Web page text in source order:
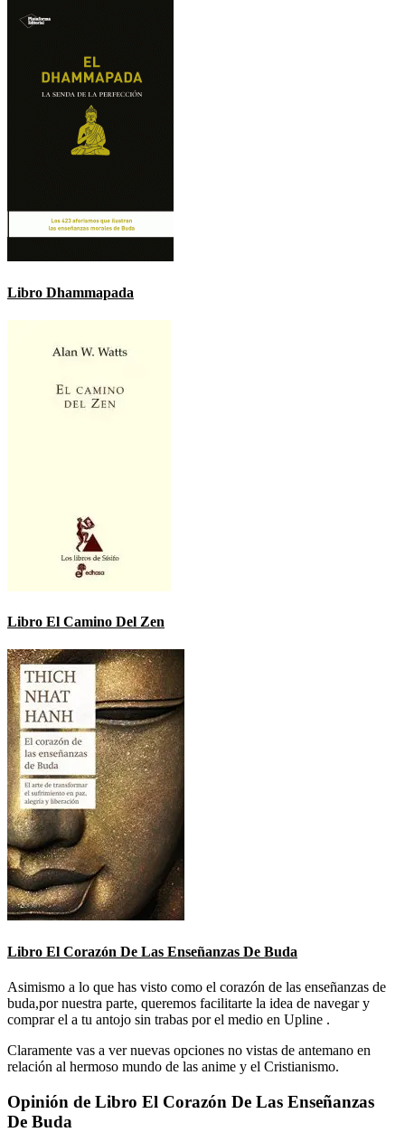
Libro Dhammapada
Libro El Camino Del Zen
Libro El Corazón De Las Enseñanzas De Buda
Asimismo a lo que has visto como el corazón de las enseñanzas de
buda,por nuestra parte, queremos facilitarte la idea de navegar y
comprar el a tu antojo sin trabas por el medio en Upline .
Claramente vas a ver nuevas opciones no vistas de antemano en
relación al hermoso mundo de las anime y el Cristianismo.
Opinión de Libro El Corazón De Las Enseñanzas
De Buda